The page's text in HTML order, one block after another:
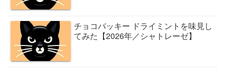
チョコバッキー ドライミントを味見し
てみた【2026年／シャトレーゼ】